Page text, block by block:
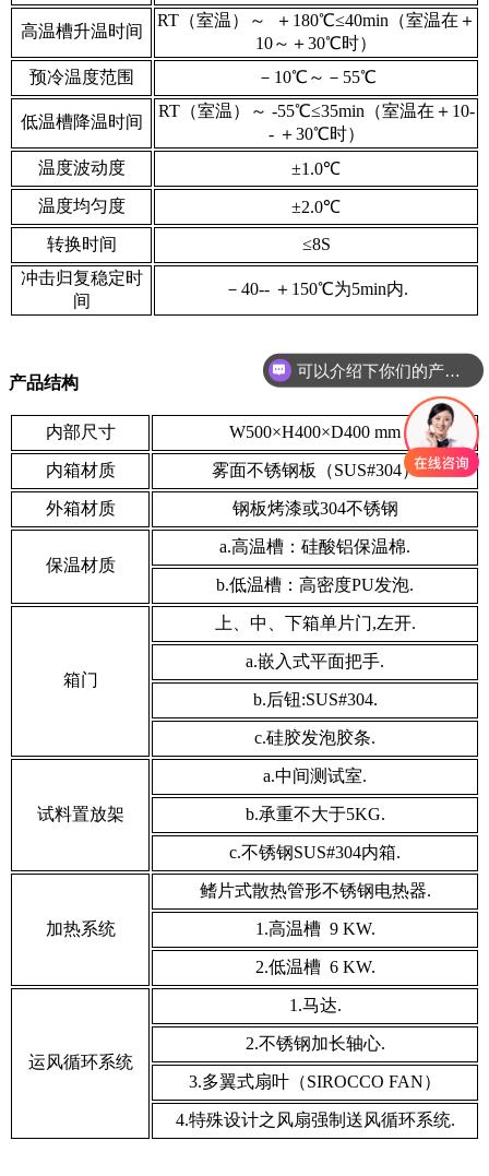
高温槽升温时间
RT（室温）～ ＋180℃≤40min（室温在＋
10～＋30℃时）
预冷温度范围
－10℃～－55℃
低温槽降温时间
RT（室温）～ -55℃≤35min（室温在＋10-
- ＋30℃时）
温度波动度
±1.0℃
温度均匀度
±2.0℃
转换时间
≤8S
冲击归复稳定时
间
－40-- ＋150℃为5min内.
产品结构
内部尺寸 W500×H400×D400 mm
内箱材质 雾面不锈钢板（SUS#304）
外箱材质 钢板烤漆或304不锈钢
保温材质
a.高温槽：硅酸铝保温棉.
b.低温槽：高密度PU发泡.
箱门
上、中、下箱单片门,左开.
a.嵌入式平面把手.
b.后钮:SUS#304.
c.硅胶发泡胶条.
试料置放架
a.中间测试室.
b.承重不大于5KG.
c.不锈钢SUS#304内箱.
加热系统
鳍片式散热管形不锈钢电热器.
1.高温槽 9 KW.
2.低温槽 6 KW.
运风循环系统
1.马达.
2.不锈钢加长轴心.
3.多翼式扇叶（SIROCCO FAN）
4.特殊设计之风扇强制送风循环系统.
你们是怎么收费的呢